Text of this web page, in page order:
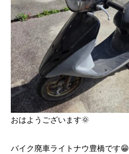
おはようございます🌞
バイク廃車ライトナウ豊橋です😁